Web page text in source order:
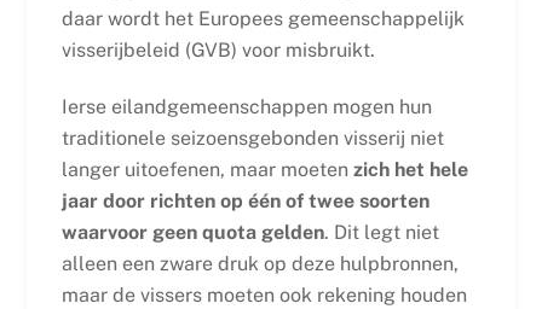
daar wordt het Europees gemeenschappelijk
visserijbeleid (GVB) voor misbruikt.
Ierse eilandgemeenschappen mogen hun
traditionele seizoensgebonden visserij niet
langer uitoefenen, maar moeten zich het hele
jaar door richten op één of twee soorten
waarvoor geen quota gelden. Dit legt niet
alleen een zware druk op deze hulpbronnen,
maar de vissers moeten ook rekening houden